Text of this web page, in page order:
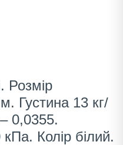
Розмір
Густина 13 кг/
0,0355.
кПа. Колір білий.